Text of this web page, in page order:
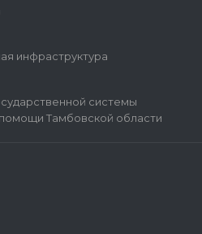
инфраструктура
системы
Тамбовской области